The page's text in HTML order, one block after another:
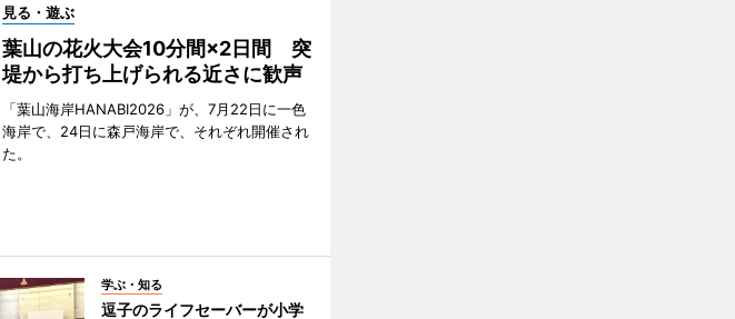
見る・遊ぶ
葉山の花火大会10分間×2日間 突
堤から打ち上げられる近さに歓声
「葉山海岸HANABI2026」が、7月22日に一色
海岸で、24日に森戸海岸で、それぞれ開催され
た。
学ぶ・知る
逗子のライフセーバーが小学